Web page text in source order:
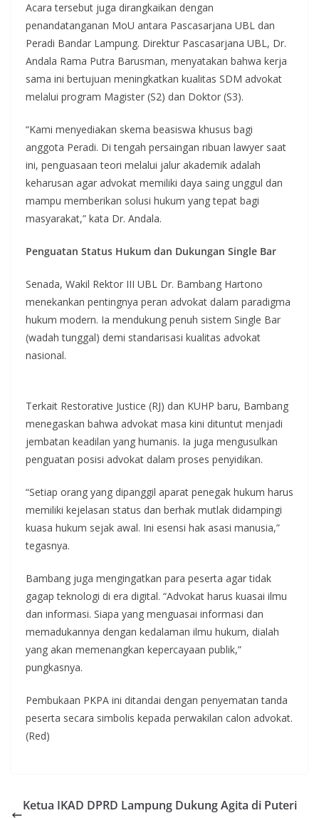
Acara tersebut juga dirangkaikan dengan
penandatanganan MoU antara Pascasarjana UBL dan
Peradi Bandar Lampung. Direktur Pascasarjana UBL, Dr.
Andala Rama Putra Barusman, menyatakan bahwa kerja
sama ini bertujuan meningkatkan kualitas SDM advokat
melalui program Magister (S2) dan Doktor (S3).
“Kami menyediakan skema beasiswa khusus bagi
anggota Peradi. Di tengah persaingan ribuan lawyer saat
ini, penguasaan teori melalui jalur akademik adalah
keharusan agar advokat memiliki daya saing unggul dan
mampu memberikan solusi hukum yang tepat bagi
masyarakat,” kata Dr. Andala.
Penguatan Status Hukum dan Dukungan Single Bar
Senada, Wakil Rektor III UBL Dr. Bambang Hartono
menekankan pentingnya peran advokat dalam paradigma
hukum modern. Ia mendukung penuh sistem Single Bar
(wadah tunggal) demi standarisasi kualitas advokat
nasional.
Terkait Restorative Justice (RJ) dan KUHP baru, Bambang
menegaskan bahwa advokat masa kini dituntut menjadi
jembatan keadilan yang humanis. Ia juga mengusulkan
penguatan posisi advokat dalam proses penyidikan.
“Setiap orang yang dipanggil aparat penegak hukum harus
memiliki kejelasan status dan berhak mutlak didampingi
kuasa hukum sejak awal. Ini esensi hak asasi manusia,”
tegasnya.
Bambang juga mengingatkan para peserta agar tidak
gagap teknologi di era digital. “Advokat harus kuasai ilmu
dan informasi. Siapa yang menguasai informasi dan
memadukannya dengan kedalaman ilmu hukum, dialah
yang akan memenangkan kepercayaan publik,”
pungkasnya.
Pembukaan PKPA ini ditandai dengan penyematan tanda
peserta secara simbolis kepada perwakilan calon advokat.
(Red)
Ketua IKAD DPRD Lampung Dukung Agita di Puteri